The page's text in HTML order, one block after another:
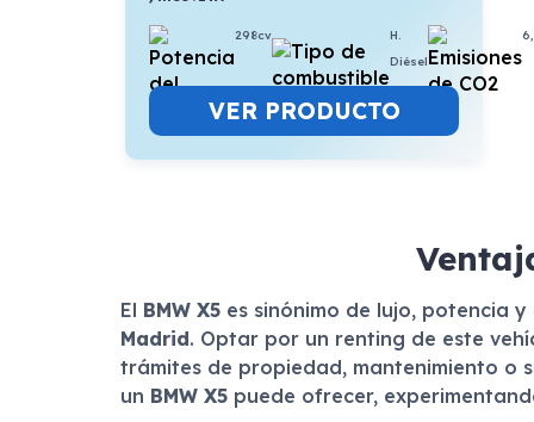
298cv
H.
Diésel
VER PRODUCTO
El BMW X5es sinónimo de lujo, potencia
Madrid. Optar por un renting de este
trámites de propiedad, mantenimiento o
un BMW X5puede ofrecer,